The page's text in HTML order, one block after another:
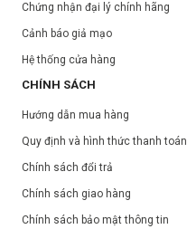
Chứng nhận đại lý chính hãng
Cảnh báo giả mạo
Hệ thống cửa hàng
CHÍNH SÁCH
Hướng dẫn mua hàng
Quy định và hình thức thanh toán
Chính sách đổi trả
Chính sách giao hàng
Chính sách bảo mật thông tin